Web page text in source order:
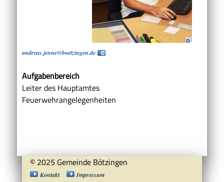
andreas.jenne@boetzingen.de
Aufgabenbereich
Leiter des Hauptamtes
Feuerwehrangelegenheiten
© 2025 Gemeinde Bötzingen
Kontakt Impressum